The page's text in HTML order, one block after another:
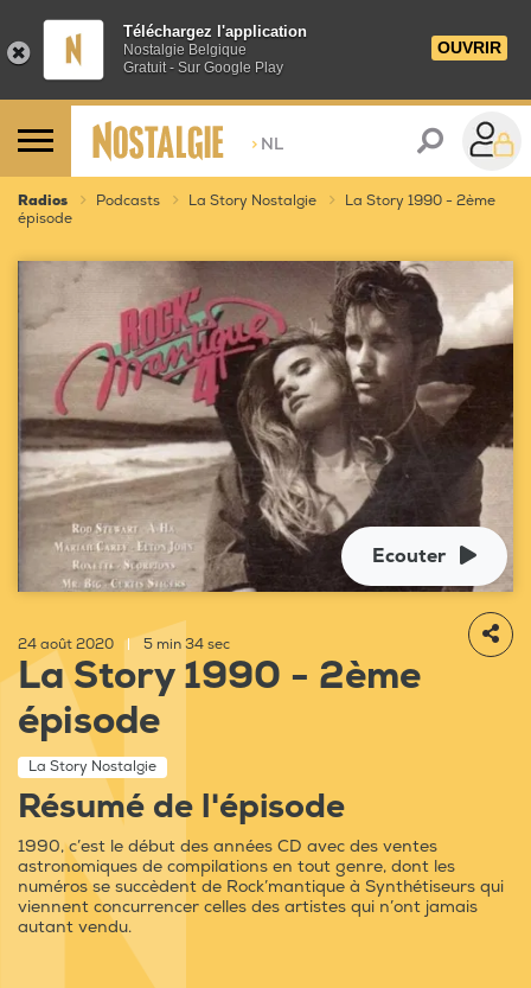
Téléchargez l'application
Nostalgie Belgique
Gratuit - Sur Google Play
OUVRIR
> NL
Radios Podcasts La Story Nostalgie
La Story 1990 - 2ème
épisode
Ecouter
24 août 2020 | 5 min 34 sec
La Story 1990 - 2ème
épisode
La Story Nostalgie
Résumé de l'épisode
1990, c’est le début des années CD avec des ventes
astronomiques de compilations en tout genre, dont les
numéros se succèdent de Rock’mantique à Synthétiseurs qui
viennent concurrencer celles des artistes qui n’ont jamais
autant vendu.